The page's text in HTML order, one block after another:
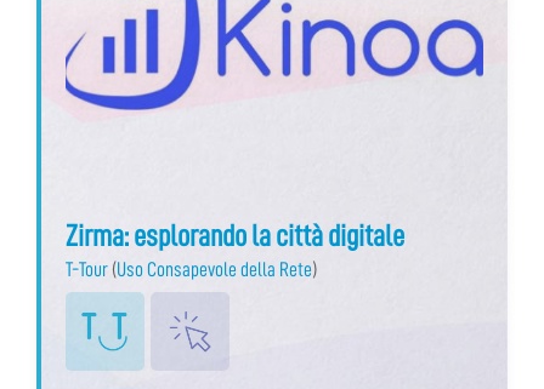
Zirma: esplorando la città digitale
T-Tour (Uso Consapevole della Rete)